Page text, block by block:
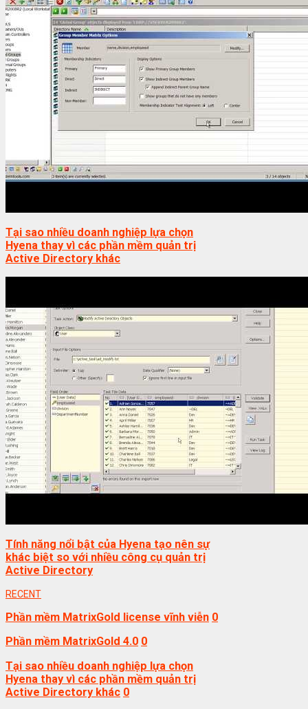
Tại sao nhiều doanh nghiệp lựa chọn
Hyena thay vì các phần mềm quản trị
Active Directory khác
Tính năng nổi bật của Hyena tạo nên sự
khác biệt so với nhiều công cụ quản trị
Active Directory
RECENT
Phần mềm MatrixGold license vĩnh viễn 0
Phần mềm MatrixGold 4.0 0
Tại sao nhiều doanh nghiệp lựa chọn
Hyena thay vì các phần mềm quản trị
Active Directory khác 0